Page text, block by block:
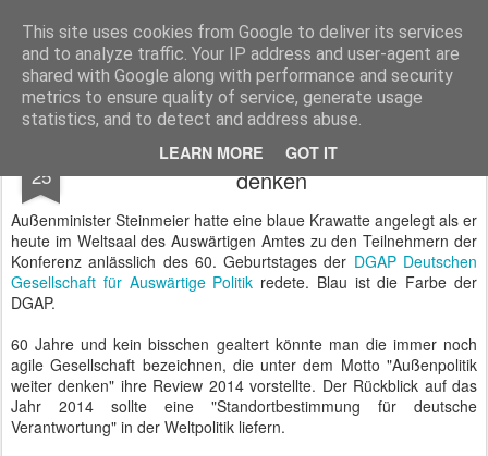
This site uses cookies from Google to deliver its services
and to analyze traffic. Your IP address and user-agent are
shared with Google along with performance and security
metrics to ensure quality of service, generate usage
statistics, and to detect and address abuse.
LEARN MORE GOT IT
BTB concept Media GmbH Presseberichte zu Bundespolitik, Diplomatie, Sicherheitspolitik, Wirtschaft, Fahrzeugtechnik und IT - Pressedienst, Fachartikel, Bildredaktion, O-Ton-Videos
25
DGAP Review 2014 - Außenpolitik weiter
denken
Außenminister Steinmeier hatte eine blaue Krawatte angelegt als er
heute im Weltsaal des Auswärtigen Amtes zu den Teilnehmern der
Konferenz anlässlich des 60. Geburtstages der DGAP Deutschen
Gesellschaft für Auswärtige Politik redete. Blau ist die Farbe der
DGAP.
60 Jahre und kein bisschen gealtert könnte man die immer noch
agile Gesellschaft bezeichnen, die unter dem Motto "Außenpolitik
weiter denken" ihre Review 2014 vorstellte. Der Rückblick auf das
Jahr 2014 sollte eine "Standortbestimmung für deutsche
Verantwortung" in der Weltpolitik liefern.